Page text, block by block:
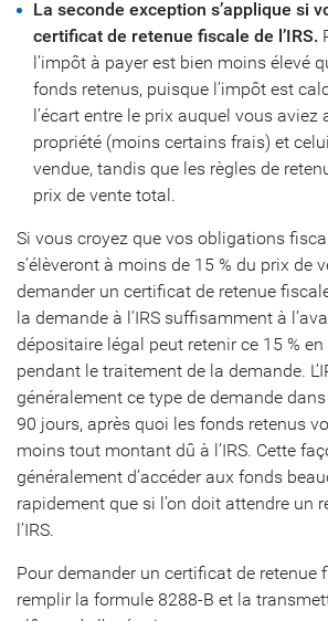
La seconde exception s’applique si
certificat de retenue fiscale de l’IRS.
l’impôt à payer est bien moins élevé
fonds retenus, puisque l’impôt est
l’écart entre le prix auquel vous aviez
propriété (moins certains frais) et
vendue, tandis que les règles de
prix de vente total.
Si vous croyez que vos obligations
s’élèveront à moins de 15 % du prix de
demander un certificat de retenue
la demande à l’IRS suffisamment à
dépositaire légal peut retenir ce 15 %
pendant le traitement de la demande.
généralement ce type de demande
90 jours, après quoi les fonds retenus
moins tout montant dû à l’IRS. Cette
généralement d’accéder aux fonds
rapidement que si l’on doit attendre un
l’IRS.
Pour demander un certificat de retenue
remplir la formule 8288-B et la